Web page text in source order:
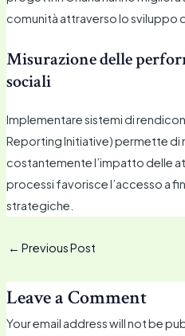
comunità attraverso lo sviluppo
Misurazione delle
sociali
Implementare sistemi di
Reporting Initiative) permette di
costantemente l’impatto delle
processi favorisce l’accesso a
strategiche.
← Previous Post
Leave a Comment
Your email address will not be